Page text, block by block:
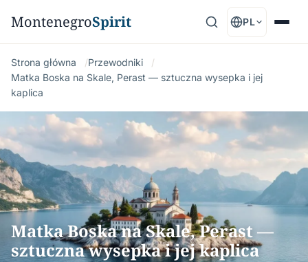
MontenegroSpirit PL
Strona główna
Przewodniki
Matka Boska na Skale, Perast — sztuczna wysepka i jej
kaplica
Matka Boska na Skale, Perast —
sztuczna wysepka i jej kaplica